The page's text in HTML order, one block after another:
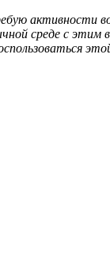
активности
среде с